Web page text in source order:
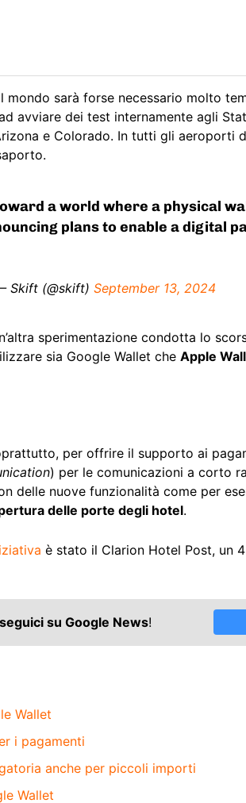
sarà forse necessario molto
avviare dei test internamente agli
e Colorado. In tutti gli aeroporti
a world where a physical
plans to enable a digital
Skift (@skift) September 13, 2024
sperimentazione condotta lo
sia Google Wallet che Apple
per offrire il supporto ai
) per le comunicazioni a corto
delle nuove funzionalità come per
delle porte degli hotel.
è stato il Clarion Hotel Post, un
seguici su Google News!
Wallet
i pagamenti
anche per piccoli importi
Wallet